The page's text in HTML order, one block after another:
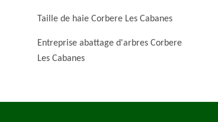
Taille de haie Corbere Les Cabanes
Entreprise abattage d'arbres Corbere
Les Cabanes